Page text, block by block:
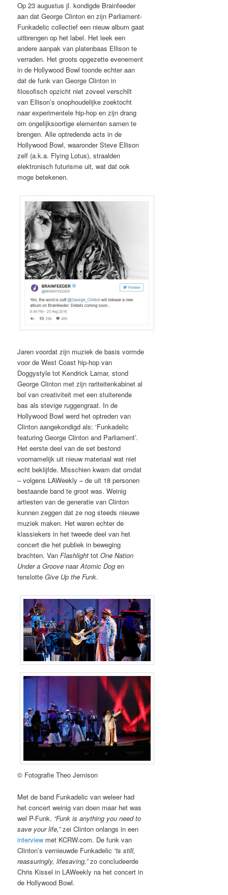
Op 23 augustus jl. kondigde Brainfeeder
aan dat George Clinton en zijn Parliament-
Funkadelic collectief een nieuw album gaat
uitbrengen op het label. Het leek een
andere aanpak van platenbaas Ellison te
verraden. Het groots opgezette evenement
in de Hollywood Bowl toonde echter aan
dat de funk van George Clinton in
filosofisch opzicht niet zoveel verschilt
van Ellison’s onophoudelijke zoektocht
naar experimentele hip-hop en zijn drang
om ongelijksoortige elementen samen te
brengen. Alle optredende acts in de
Hollywood Bowl, waaronder Steve Ellison
zelf (a.k.a. Flying Lotus), straalden
elektronisch futurisme uit, wat dat ook
moge betekenen.
Jaren voordat zijn muziek de basis vormde
voor de West Coast hip-hop van
Doggystyle tot Kendrick Lamar, stond
George Clinton met zijn rariteitenkabinet al
bol van creativiteit met een stuiterende
bas als stevige ruggengraat. In de
Hollywood Bowl werd het optreden van
Clinton aangekondigd als: ‘Funkadelic
featuring George Clinton and Parliament’.
Het eerste deel van de set bestond
voornamelijk uit nieuw materiaal wat niet
echt beklijfde. Misschien kwam dat omdat
– volgens LAWeekly – de uit 18 personen
bestaande band te groot was. Weinig
artiesten van de generatie van Clinton
kunnen zeggen dat ze nog steeds nieuwe
muziek maken. Het waren echter de
klassiekers in het tweede deel van het
concert die het publiek in beweging
brachten. VanFlashlight totOne Nation
Under a Groove naarAtomic Dog en
tenslotteGive Up the Funk.
© Fotografie Theo Jemison
Met de band Funkadelic van weleer had
het concert weinig van doen maar het was
wel P-Funk. “Funk is anything you need to
save your life,”zei Clinton onlangs in een
interview met KCRW.com. De funk van
Clinton’s vernieuwde Funkadelic “is still,
reassuringly, lifesaving,”zo concludeerde
Chris Kissel in LAWeekly na het concert in
de Hollywood Bowl.